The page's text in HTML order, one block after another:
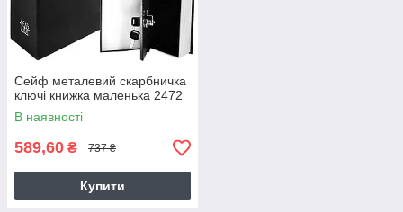
Сейф металевий скарбничка
ключі книжка маленька 2472
В наявності
589,60 ₴ 737 ₴
Купити